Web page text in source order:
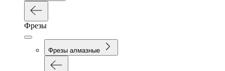
Фрезы
Фрезы алмазные